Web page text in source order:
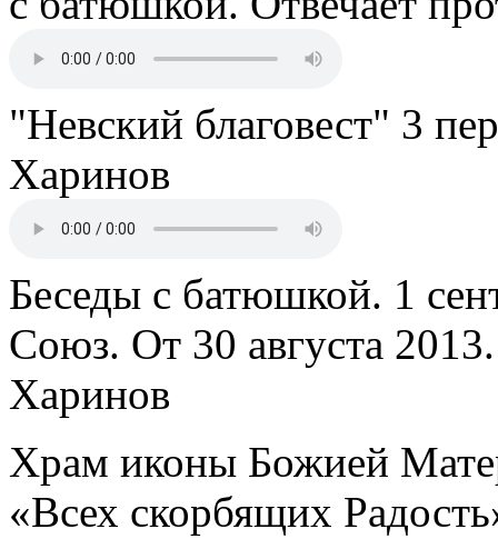
"Невский благовест" 3
Харинов
Беседы с батюшкой. 1
Союз. От 30 августа
Харинов
Храм иконы Божией
«Всех скорбящих